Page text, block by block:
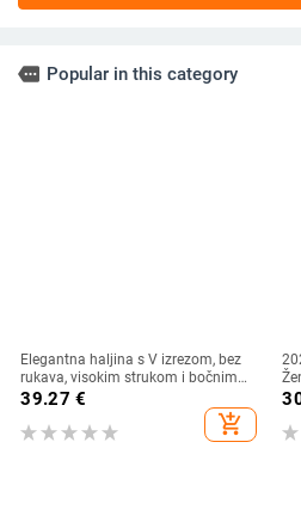
more Popular in this category
Elegantna haljina s V izrezom, bez
rukava, visokim strukom i bočnim
prorezom, od poliestera s
39.27 €
add_shopping_cart